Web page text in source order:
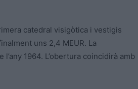
catedral visigòtica i vestigis
uns 2,4 MEUR. La
1964. L’obertura coincidirà amb